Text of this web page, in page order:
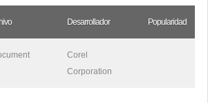
Desarrollador Popularidad
Corel
Corporation